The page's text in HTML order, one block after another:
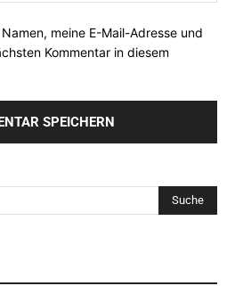
meine E-Mail-Adresse und
Kommentar in diesem